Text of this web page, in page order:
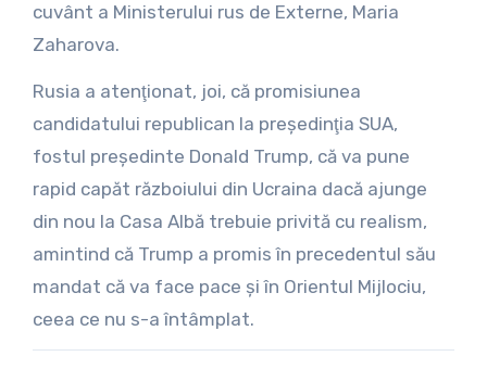
cuvânt a Ministerului rus de Externe, Maria
Zaharova.
Rusia a atenţionat, joi, că promisiunea
candidatului republican la preşedinţia SUA,
fostul preşedinte Donald Trump, că va pune
rapid capăt războiului din Ucraina dacă ajunge
din nou la Casa Albă trebuie privită cu realism,
amintind că Trump a promis în precedentul său
mandat că va face pace şi în Orientul Mijlociu,
ceea ce nu s-a întâmplat.